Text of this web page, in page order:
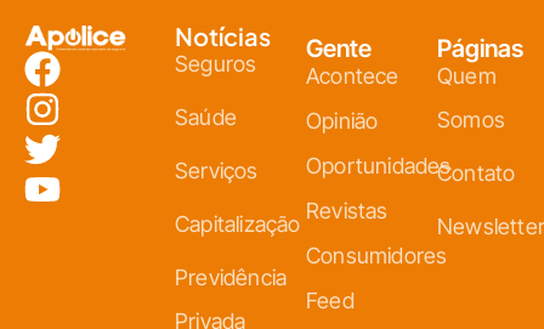
Notícias
Seguros
Saúde
Serviços
Capitalização
Previdência
Privada
Gente
Acontece
Opinião
Oportunidades
Revistas
Consumidores
Feed
Páginas
Quem
Somos
Contato
Newsletter